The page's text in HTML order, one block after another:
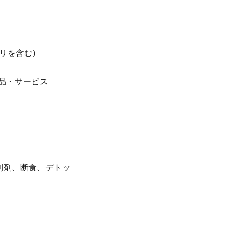
を含む)
・サービス
、断食、デトッ